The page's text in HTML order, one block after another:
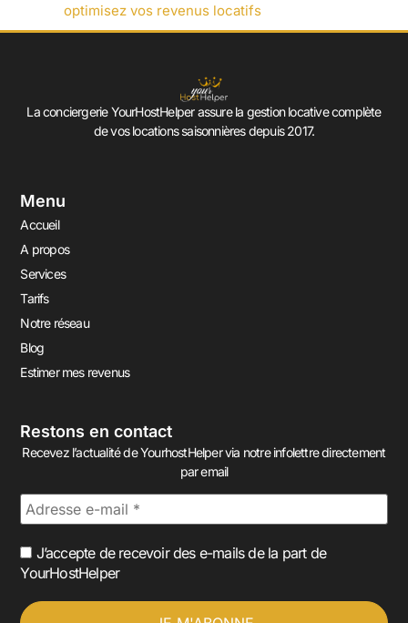
optimisez vos revenus locatifs
La conciergerie YourHostHelper assure la gestion locative complète
de vos locations saisonnières depuis 2017.
Menu
Accueil
A propos
Services
Tarifs
Notre réseau
Blog
Estimer mes revenus
Restons en contact
Recevez l’actualité de YourhostHelper via notre infolettre directement
par email
J’accepte de recevoir des e-mails de la part de
YourHostHelper